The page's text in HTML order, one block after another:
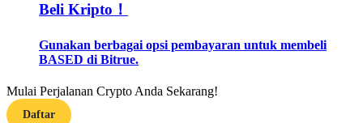
Strategi perdagangan
Beli Kripto！
Gunakan berbagai opsi pembayaran untuk membeli
BASED di Bitrue.
Mulai Perjalanan Crypto Anda Sekarang!
Daftar